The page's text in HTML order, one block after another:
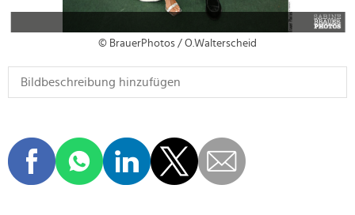
© BrauerPhotos / O.Walterscheid